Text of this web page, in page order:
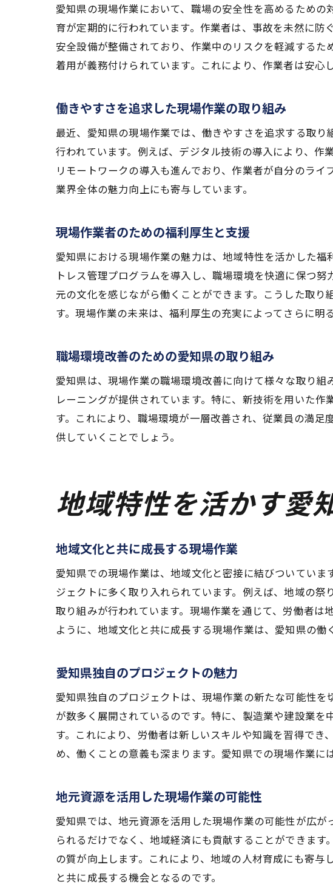
ス
現
愛
地
現
現場作
現
現
地
愛
愛知県
現
現場作
愛
現
未
挑
愛知県の現場作業において、職場の安全性を高めるため
育が定期的に行われています。作業者は、事故を未然に
安全設備が整備されており、作業中のリスクを軽減する
着用が義務付けられています。これにより、作業者は安心
働きやすさを追求した現場作業の取り組み
最近、愛知県の現場作業では、働きやすさを追求する取
行われています。例えば、デジタル技術の導入により、
リモートワークの導入も進んでおり、作業者が自分のライ
業界全体の魅力向上にも寄与しています。
現場作業者のための福利厚生と支援
愛知県における現場作業の魅力は、地域特性を活かした
トレス管理プログラムを導入し、職場環境を快適に保つ
元の文化を感じながら働くことができます。こうした取
す。現場作業の未来は、福利厚生の充実によってさらに明
職場環境改善のための愛知県の取り組み
愛知県は、現場作業の職場環境改善に向けて様々な取り
レーニングが提供されています。特に、新技術を用いた
す。これにより、職場環境が一層改善され、従業員の満
供していくことでしょう。
地域特性を活かす愛
地域文化と共に成長する現場作業
愛知県での現場作業は、地域文化と密接に結びついてい
ジェクトに多く取り入れられています。例えば、地域の
取り組みが行われています。現場作業を通じて、労働者
ように、地域文化と共に成長する現場作業は、愛知県の働
愛知県独自のプロジェクトの魅力
愛知県独自のプロジェクトは、現場作業の新たな可能性
が数多く展開されているのです。特に、製造業や建設業
す。これにより、労働者は新しいスキルや知識を習得で
め、働くことの意義も深まります。愛知県での現場作業に
地元資源を活用した現場作業の可能性
愛知県では、地元資源を活用した現場作業の可能性が広
られるだけでなく、地域経済にも貢献することができま
の質が向上します。これにより、地域の人材育成にも寄
と共に成長する機会となるのです。